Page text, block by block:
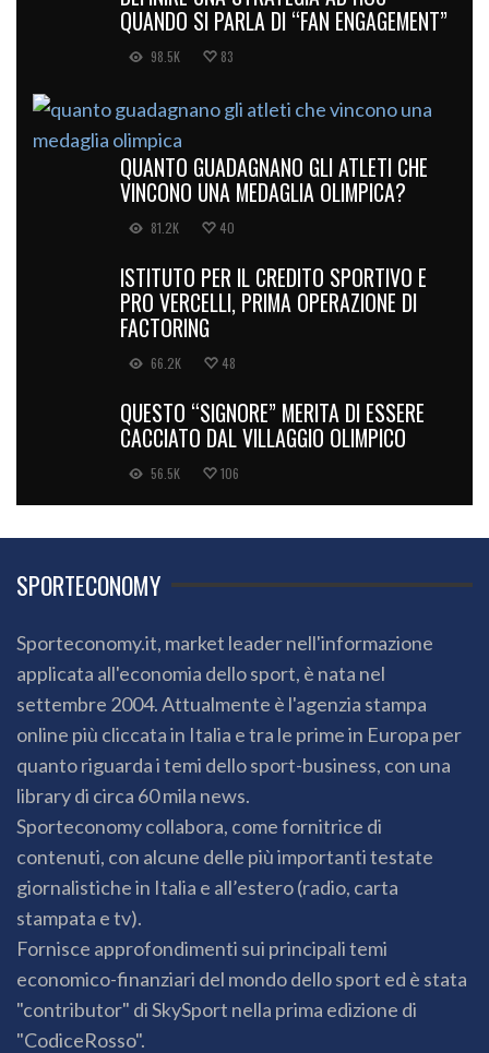
QUANDO SI PARLA DI “FAN ENGAGEMENT”
98.5K 83
QUANTO GUADAGNANO GLI ATLETI CHE
VINCONO UNA MEDAGLIA OLIMPICA?
81.2K 40
ISTITUTO PER IL CREDITO SPORTIVO E
PRO VERCELLI, PRIMA OPERAZIONE DI
FACTORING
66.2K 48
QUESTO “SIGNORE” MERITA DI ESSERE
CACCIATO DAL VILLAGGIO OLIMPICO
56.5K 106
SPORTECONOMY
Sporteconomy.it, market leader nell'informazione
applicata all'economia dello sport, è nata nel
settembre 2004. Attualmente è l'agenzia stampa
online più cliccata in Italia e tra le prime in Europa per
quanto riguarda i temi dello sport-business, con una
library di circa 60 mila news.
Sporteconomy collabora, come fornitrice di
contenuti, con alcune delle più importanti testate
giornalistiche in Italia e all’estero (radio, carta
stampata e tv).
Fornisce approfondimenti sui principali temi
economico-finanziari del mondo dello sport ed è stata
"contributor" di SkySport nella prima edizione di
"CodiceRosso".